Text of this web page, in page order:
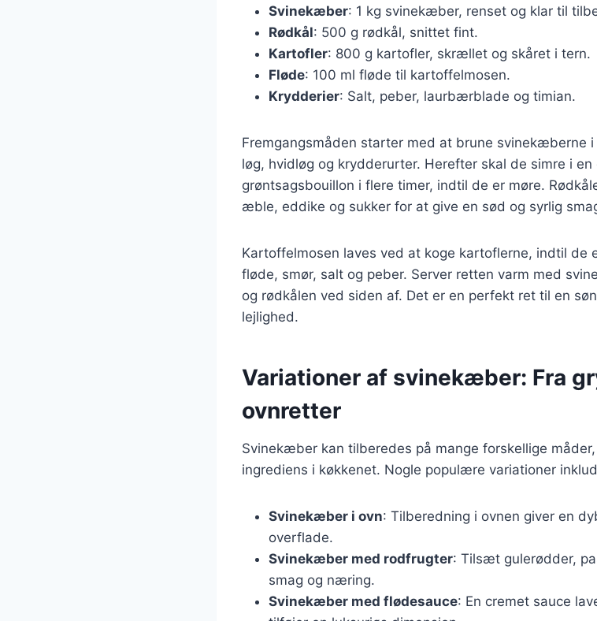
Svinekæber: 1 kg svinekæber, renset og klar til
Rødkål: 500 g rødkål, snittet fint.
Kartofler: 800 g kartofler, skrællet og skåret i tern.
Fløde: 100 ml fløde til kartoffelmosen.
Krydderier: Salt, peber, laurbærblade og timian.
Fremgangsmåden starter med at brune svinekæberne
løg, hvidløg og krydderurter. Herefter skal de simre i
grøntsagsbouillon i flere timer, indtil de er møre.
æble, eddike og sukker for at give en sød og syrlig
Kartoffelmosen laves ved at koge kartoflerne, indtil de
fløde, smør, salt og peber. Server retten varm med
og rødkålen ved siden af. Det er en perfekt ret til en
lejlighed.
Variationer af svinekæber: Fra
ovnretter
Svinekæber kan tilberedes på mange forskellige
ingrediens i køkkenet. Nogle populære variationer
Svinekæber i ovn: Tilberedning i ovnen giver en
overflade.
Svinekæber med rodfrugter: Tilsæt gulerødder,
smag og næring.
Svinekæber med flødesauce: En cremet sauce